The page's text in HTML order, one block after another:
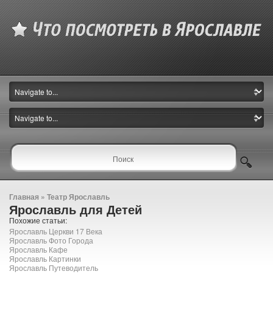
Главная » Театр Ярославль
Ярославль для Детей
Похожие статьи:
Ярославль Церкви 17 Века
Ярославль Фото Города
Ярославль Кафе
Ярославль Картинки
Ярославль Путеводитель